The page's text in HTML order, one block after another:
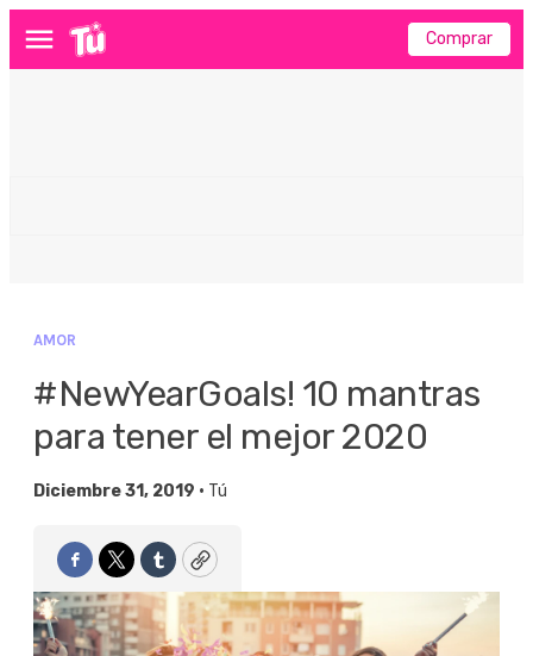
Menú Comprar
AMOR
#NewYearGoals! 10 mantras
para tener el mejor 2020
Diciembre 31, 2019 • Tú
Facebook
TwitterTumblrCopy